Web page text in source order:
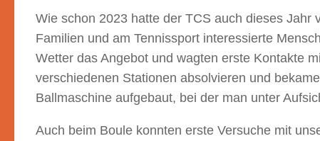
Wie schon 2023 hatte der TCS auch dieses Jahr
Familien und am Tennissport interessierte
Wetter das Angebot und wagten erste Kontakte
verschiedenen Stationen absolvieren und
Ballmaschine aufgebaut, bei der man unter
Auch beim Boule konnten erste Versuche mit